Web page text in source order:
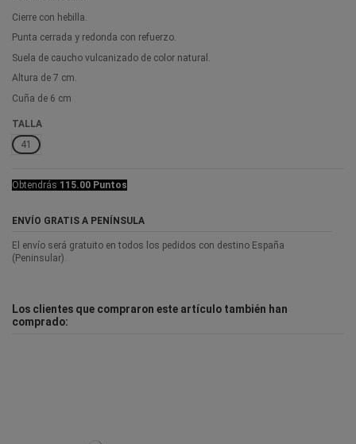
Cierre con hebilla.
Punta cerrada y redonda con refuerzo.
Suela de caucho vulcanizado de color natural.
Altura de 7 cm.
Cuña de 6 cm
TALLA
41
Obtendrás 115.00 Puntos
ENVÍO GRATIS A PENÍNSULA
El envío será gratuito en todos los pedidos con destino España
(Peninsular).
Los clientes que compraron este artículo también han
comprado: